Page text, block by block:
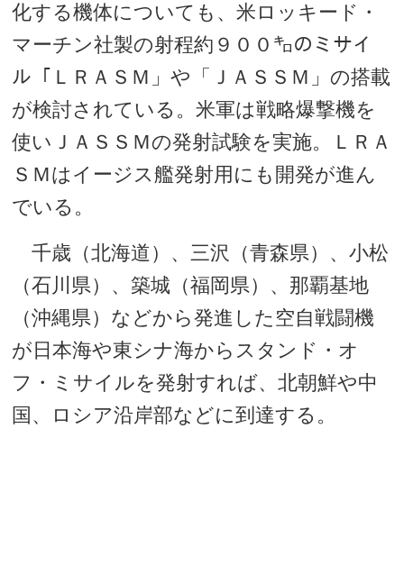
化する機体についても、米ロッキード・
マーチン社製の射程約９００㌔のミサイ
ル「ＬＲＡＳＭ」や「ＪＡＳＳＭ」の搭載
が検討されている。米軍は戦略爆撃機を
使いＪＡＳＳＭの発射試験を実施。ＬＲＡ
ＳＭはイージス艦発射用にも開発が進ん
でいる。
千歳（北海道）、三沢（青森県）、小松
（石川県）、築城（福岡県）、那覇基地
（沖縄県）などから発進した空自戦闘機
が日本海や東シナ海からスタンド・オ
フ・ミサイルを発射すれば、北朝鮮や中
国、ロシア沿岸部などに到達する。